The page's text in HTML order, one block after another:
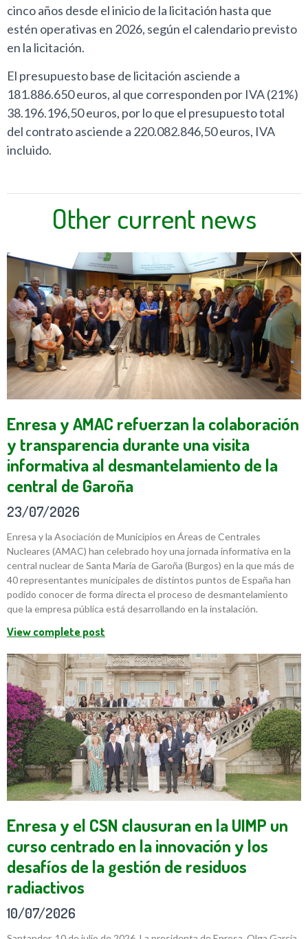
cinco años desde el inicio de la licitación hasta que
estén operativas en 2026, según el calendario previsto
en la licitación.
El presupuesto base de licitación asciende a
181.886.650 euros, al que corresponden por IVA (21%)
38.196.196,50 euros, por lo que el presupuesto total
del contrato asciende a 220.082.846,50 euros, IVA
incluido.
Other current news
Enresa y AMAC refuerzan la colaboración
y transparencia durante una visita
informativa al desmantelamiento de la
central de Garoña
23/07/2026
Enresa y la Asociación de Municipios en Áreas de Centrales
Nucleares (AMAC) han celebrado hoy una jornada informativa en la
central nuclear de Santa María de Garoña (Burgos) en la que más de
40 representantes municipales de distintos puntos de España han
podido conocer de forma directa el proceso de desmantelamiento
que la empresa pública está desarrollando en la instalación.
View complete post
Enresa y el CSN clausuran en la UIMP un
curso centrado en la innovación y los
desafíos de la gestión de residuos
radiactivos
10/07/2026